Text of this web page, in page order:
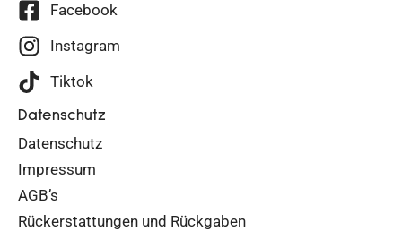
Facebook
Instagram
Tiktok
Datenschutz
Datenschutz
Impressum
AGB’s
Rückerstattungen und Rückgaben